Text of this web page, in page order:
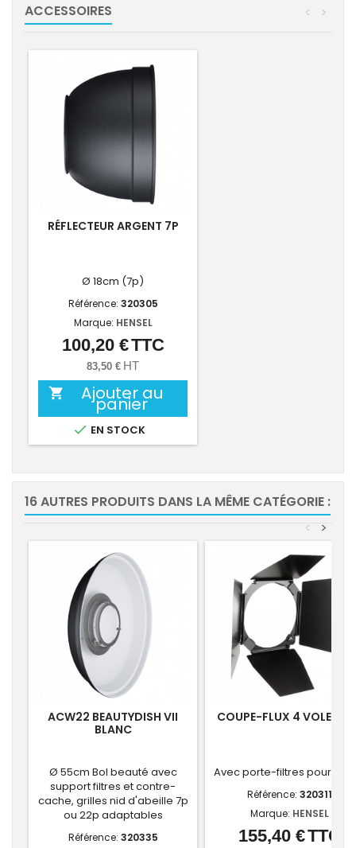
ACCESSOIRES >
<
RÉFLECTEUR ARGENT 7P
Ø 18cm (7p)
Référence: 320305
Marque: HENSEL
Prix
100,20 €TTC
83,50 € HT
 Ajouter au
panier
 EN STOCK
16 AUTRES PRODUITS DANS LA MÊME CATÉGORIE :
>
<
ACW22 BEAUTYDISH VII
BLANC
Ø 55cm Bol beauté avec
support filtres et contre-
cache, grilles nid d'abeille 7p
ou 22p adaptables
Référence: 320335
COUPE-FLUX 4 VOLETS
Avec porte-filtres pour bol
Référence: 320311
Marque: HENSEL
Prix
155,40 €TTC